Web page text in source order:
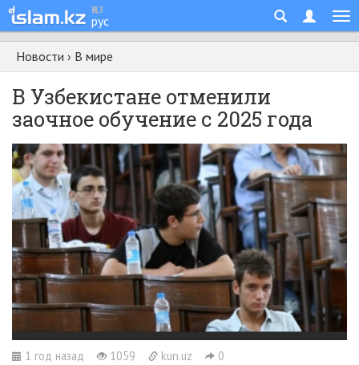
қаз
рус
Новости › В мире
В Узбекистане отменили
заочное обучение с 2025 года
1 год назад 1059 kun.uz 0